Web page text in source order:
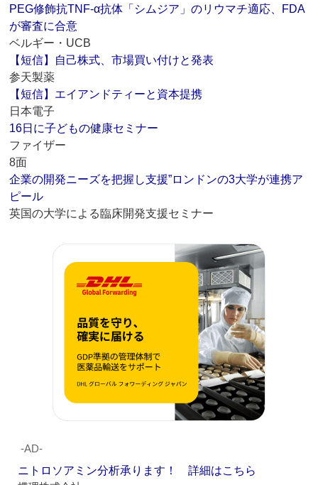
PEG修飾抗TNF‐α抗体「シムジア」のリウマチ適応、FDA
が審査に合意
ベルギー・UCB
【短信】自己株式、市場買い付けと発表
参天製薬
【短信】エイアンドティーと資本提携
日本電子
16日に子どもの健康セミナー
ファイザー
8面
企業の開発ニーズを把握し支援”ロンドンの3大学が連携ア
ピール
英国の大学による臨床開発支援セミナー
‐AD‐
ニトロソアミン分析承ります！ 詳細はこちら